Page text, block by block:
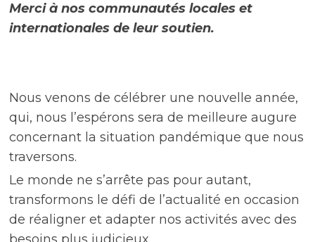
Merci à nos communautés locales et
internationales de leur soutien.
Nous venons de célébrer une nouvelle année,
qui, nous l’espérons sera de meilleure augure
concernant la situation pandémique que nous
traversons.
Le monde ne s’arrête pas pour autant,
transformons le défi de l’actualité en occasion
de réaligner et adapter nos activités avec des